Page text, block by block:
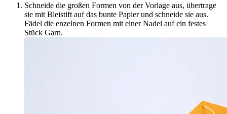
Schneide die großen Formen von der Vorlage aus, übertrage
sie mit Bleistift auf das bunte Papier und schneide sie aus.
Fädel die enzelnen Formen mit einer Nadel auf ein festes
Stück Garn.